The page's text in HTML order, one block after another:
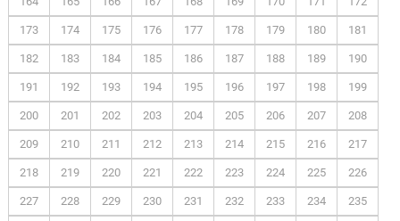
173 174 175 176 177 178 179 180 181
182 183 184 185 186 187 188 189 190
191 192 193 194 195 196 197 198 199
200 201 202 203 204 205 206 207 208
209 210 211 212 213 214 215 216 217
218 219 220 221 222 223 224 225 226
227 228 229 230 231 232 233 234 235